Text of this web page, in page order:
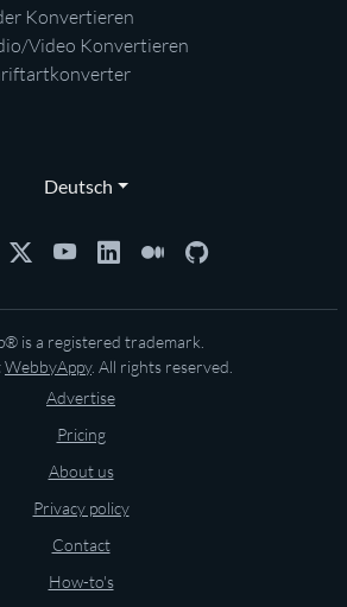
Konvertieren
Video Konvertieren
Deutsch
is a registered trademark.
WebbyAppy. All rights reserved.
Advertise
Pricing
About us
Privacy policy
Contact
How-to's